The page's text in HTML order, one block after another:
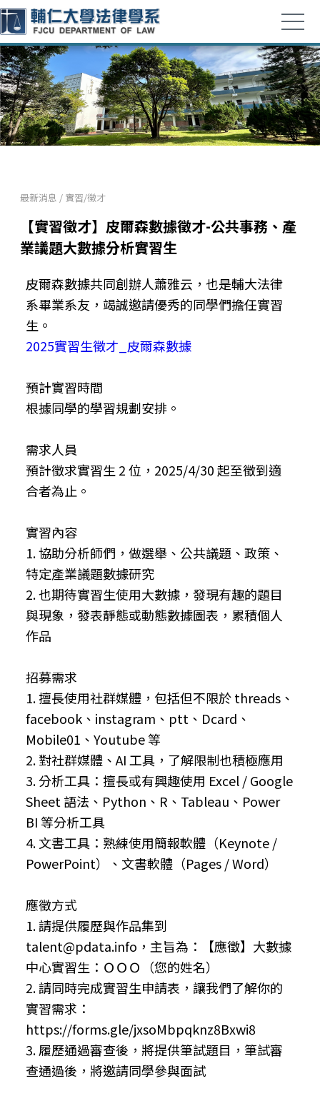
最新消息 / 實習/徵才
【實習徵才】皮爾森數據徵才-公共事務、產
業議題大數據分析實習生
皮爾森數據共同創辦人蕭雅云，也是輔大法律
系畢業系友，竭誠邀請優秀的同學們擔任實習
生。
2025實習生徵才_皮爾森數據
預計實習時間
根據同學的學習規劃安排。
需求人員
預計徵求實習生 2 位，2025/4/30 起至徵到適
合者為止。
實習內容
1. 協助分析師們，做選舉、公共議題、政策、
特定產業議題數據研究
2. 也期待實習生使用大數據，發現有趣的題目
與現象，發表靜態或動態數據圖表，累積個人
作品
招募需求
1. 擅長使用社群媒體，包括但不限於 threads、
facebook、instagram、ptt、Dcard、
Mobile01、Youtube 等
2. 對社群媒體、AI 工具，了解限制也積極應用
3. 分析工具：擅長或有興趣使用 Excel / Google
Sheet 語法、Python、R、Tableau、Power
BI 等分析工具
4. 文書工具：熟練使用簡報軟體（Keynote /
PowerPoint）、文書軟體（Pages / Word）
應徵方式
1. 請提供履歷與作品集到
talent@pdata.info，主旨為：【應徵】大數據
中心實習生：ＯＯＯ（您的姓名）
2. 請同時完成實習生申請表，讓我們了解你的
實習需求：
https://forms.gle/jxsoMbpqknz8Bxwi8
3. 履歷通過審查後，將提供筆試題目，筆試審
查通過後，將邀請同學參與面試